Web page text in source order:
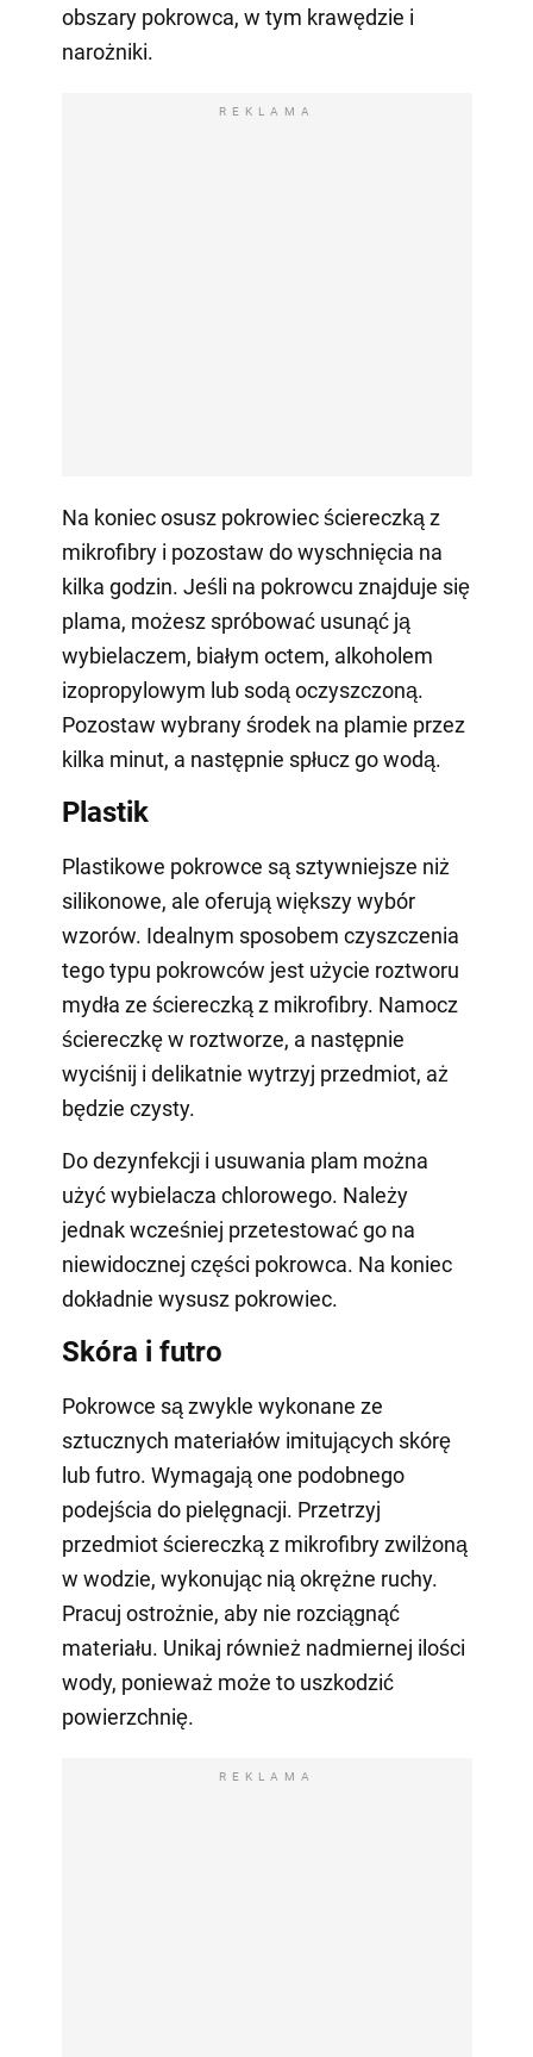
obszary pokrowca, w tym krawędzie i
narożniki.
REKLAMA
Na koniec osusz pokrowiec ściereczką z
mikrofibry i pozostaw do wyschnięcia na
kilka godzin. Jeśli na pokrowcu znajduje się
plama, możesz spróbować usunąć ją
wybielaczem, białym octem, alkoholem
izopropylowym lub sodą oczyszczoną.
Pozostaw wybrany środek na plamie przez
kilka minut, a następnie spłucz go wodą.
Plastik
Plastikowe pokrowce są sztywniejsze niż
silikonowe, ale oferują większy wybór
wzorów. Idealnym sposobem czyszczenia
tego typu pokrowców jest użycie roztworu
mydła ze ściereczką z mikrofibry. Namocz
ściereczkę w roztworze, a następnie
wyciśnij i delikatnie wytrzyj przedmiot, aż
będzie czysty.
Do dezynfekcji i usuwania plam można
użyć wybielacza chlorowego. Należy
jednak wcześniej przetestować go na
niewidocznej części pokrowca. Na koniec
dokładnie wysusz pokrowiec.
Skóra i futro
Pokrowce są zwykle wykonane ze
sztucznych materiałów imitujących skórę
lub futro. Wymagają one podobnego
podejścia do pielęgnacji. Przetrzyj
przedmiot ściereczką z mikrofibry zwilżoną
w wodzie, wykonując nią okrężne ruchy.
Pracuj ostrożnie, aby nie rozciągnąć
materiału. Unikaj również nadmiernej ilości
wody, ponieważ może to uszkodzić
powierzchnię.
REKLAMA